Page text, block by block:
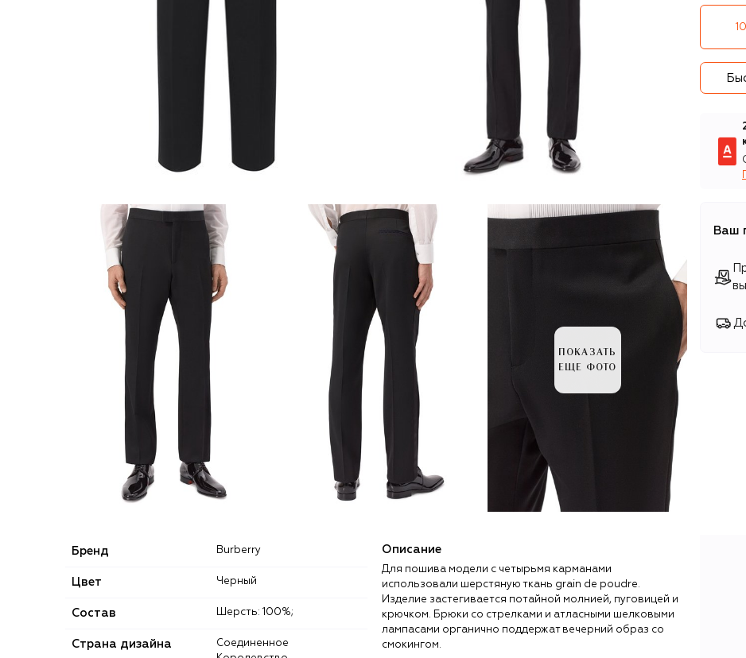
ПОКАЗАТЬ
ЕЩЕ ФОТО
Ваш
Бренд Burberry
Цвет Черный
Состав Шерсть: 100%;
Страна дизайна
Соединенное
Описание
Для пошива модели с четырьмя карманами
использовали шерстяную ткань grain de poudre.
Изделие застегивается потайной молнией, пуговицей и
крючком. Брюки со стрелками и атласными шелковыми
лампасами органично поддержат вечерний образ со
смокингом.